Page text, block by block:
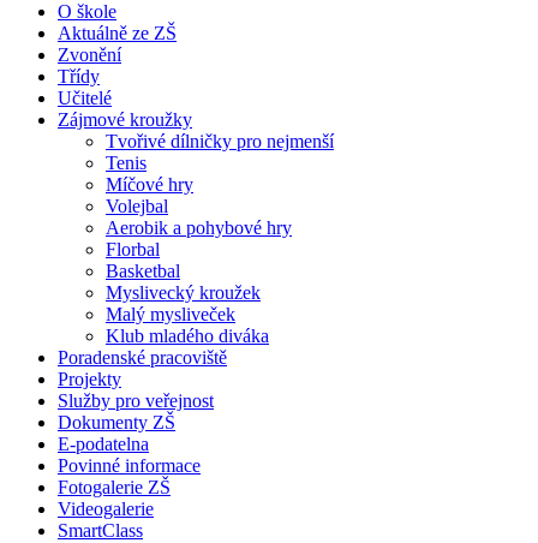
O škole
Aktuálně ze ZŠ
Zvonění
Třídy
Učitelé
Zájmové kroužky
Tvořivé dílničky pro nejmenší
Tenis
Míčové hry
Volejbal
Aerobik a pohybové hry
Florbal
Basketbal
Myslivecký kroužek
Malý mysliveček
Klub mladého diváka
Poradenské pracoviště
Projekty
Služby pro veřejnost
Dokumenty ZŠ
E-podatelna
Povinné informace
Fotogalerie ZŠ
Videogalerie
SmartClass